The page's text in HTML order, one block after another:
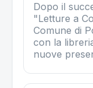
Dopo il
"Letture a
Comune di
con la
nuove